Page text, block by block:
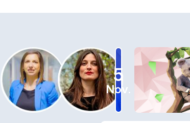
5
Nov.